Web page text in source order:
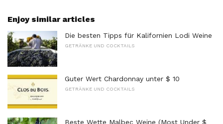
Enjoy similar articles
Die besten Tipps für Kalifornien Lodi Weine
GETRÄNKE UND COCKTAILS
Guter Wert Chardonnay unter $ 10
GETRÄNKE UND COCKTAILS
Beste Wette Malbec Weine (Most Under $